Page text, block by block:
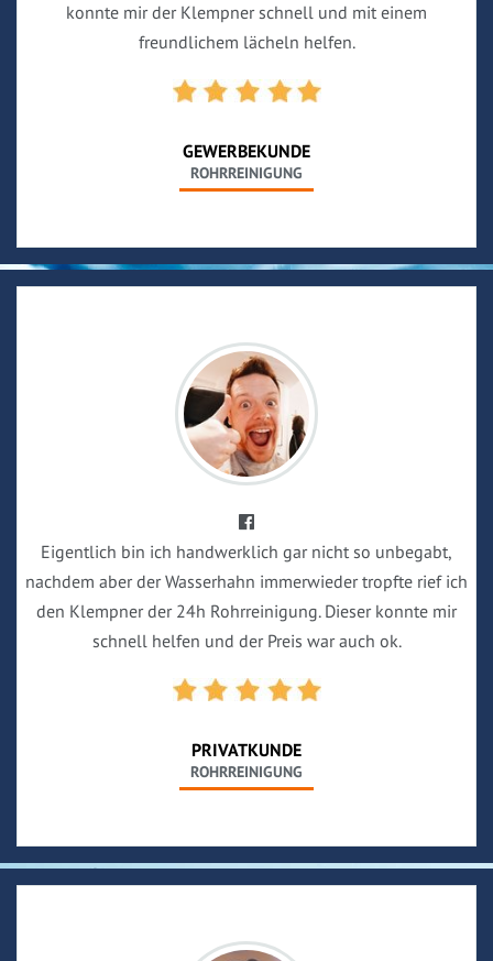
konnte mir der Klempner schnell und mit einem
freundlichem lächeln helfen.
GEWERBEKUNDE
ROHRREINIGUNG
Eigentlich bin ich handwerklich gar nicht so unbegabt,
nachdem aber der Wasserhahn immerwieder tropfte rief ich
den Klempner der 24h Rohrreinigung. Dieser konnte mir
schnell helfen und der Preis war auch ok.
PRIVATKUNDE
ROHRREINIGUNG